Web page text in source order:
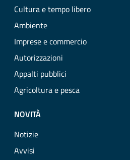
Cultura e tempo libero
Ambiente
Imprese e commercio
Autorizzazioni
Appalti pubblici
Agricoltura e pesca
NOVITÀ
Notizie
Avvisi